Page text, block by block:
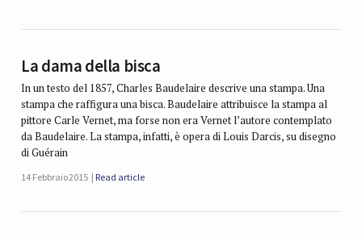
La dama della bisca
In un testo del 1857, Charles Baudelaire descrive una stampa. Una
stampa che raffigura una bisca. Baudelaire attribuisce la stampa al
pittore Carle Vernet, ma forse non era Vernet l’autore contemplato
da Baudelaire. La stampa, infatti, è opera di Louis Darcis, su disegno
di Guérain
14 Febbraio 2015 Read article